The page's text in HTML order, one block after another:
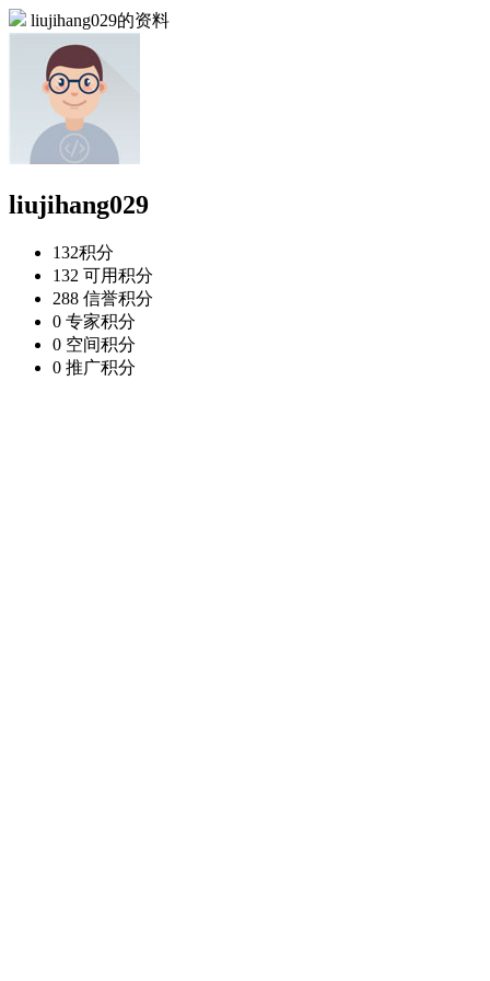
liujihang029的资料
liujihang029
132积分
132 可用积分
288 信誉积分
0 专家积分
0 空间积分
0 推广积分